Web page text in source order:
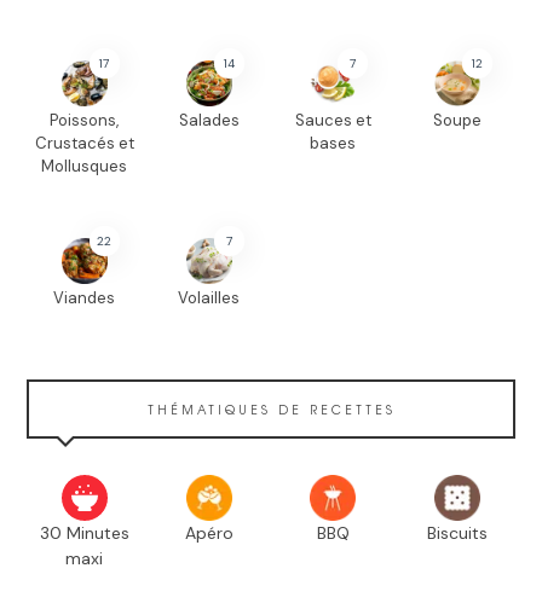
17
Poissons,
Crustacés et
Mollusques
14
Salades
7
Sauces et
bases
12
Soupe
22
Viandes
7
Volailles
THÉMATIQUES DE RECETTES
30 Minutes
maxi
Apéro BBQ Biscuits